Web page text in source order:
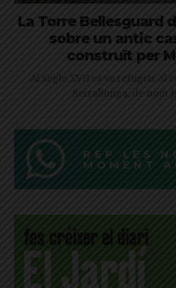
La Torre Bellesguard
sobre un antic
construït per
Al segle XVII es va refugiar al
Serrallonga, de nom
REP LES
MOMENT